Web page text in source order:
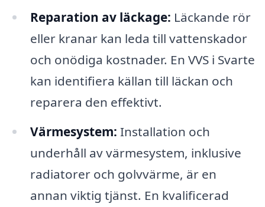
Reparation av läckage: Läckande rör
eller kranar kan leda till vattenskador
och onödiga kostnader. En VVS i Svarte
kan identifiera källan till läckan och
reparera den effektivt.
Värmesystem: Installation och
underhåll av värmesystem, inklusive
radiatorer och golvvärme, är en
annan viktig tjänst. En kvalificerad